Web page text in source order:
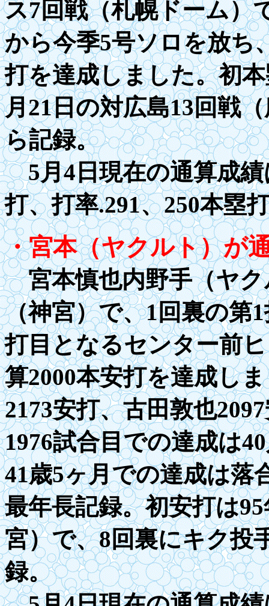
ス7回戦（札幌ドーム）
から今季5号ソロを放ち
打を達成しました。初
月21日の対広島13回戦
ら記録。
5月4日現在の通算成績
打、打率.291、250本塁
・宮本（ヤクルト）が
宮本慎也内野手（ヤク
（神宮）で、1回裏の第
打目となるセンター前
算2000本安打を達成し
2173安打、古田敦也2097
1976試合目での達成は
41歳5ヶ月での達成は落
最年長記録。初安打は95
宮）で、8回裏にキク投
録。